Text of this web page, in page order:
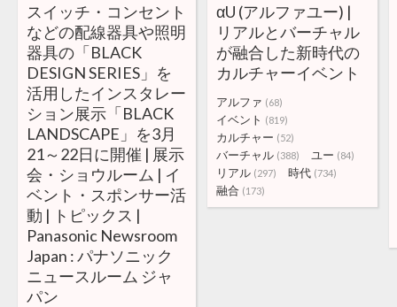
スイッチ・コンセント
などの配線器具や照明
器具の「BLACK
DESIGN SERIES」を
活用したインスタレー
ション展示「BLACK
LANDSCAPE」を3月
21～22日に開催 | 展示
会・ショウルーム | イ
ベント・スポンサー活
動 | トピックス |
Panasonic Newsroom
Japan : パナソニック
ニュースルーム ジャ
パン
αU (アルファユー) |
リアルとバーチャル
が融合した新時代の
カルチャーイベント
アルファ (68)
イベント (819)
カルチャー (52)
バーチャル (388) ユー (84)
リアル (297) 時代 (734)
融合 (173)